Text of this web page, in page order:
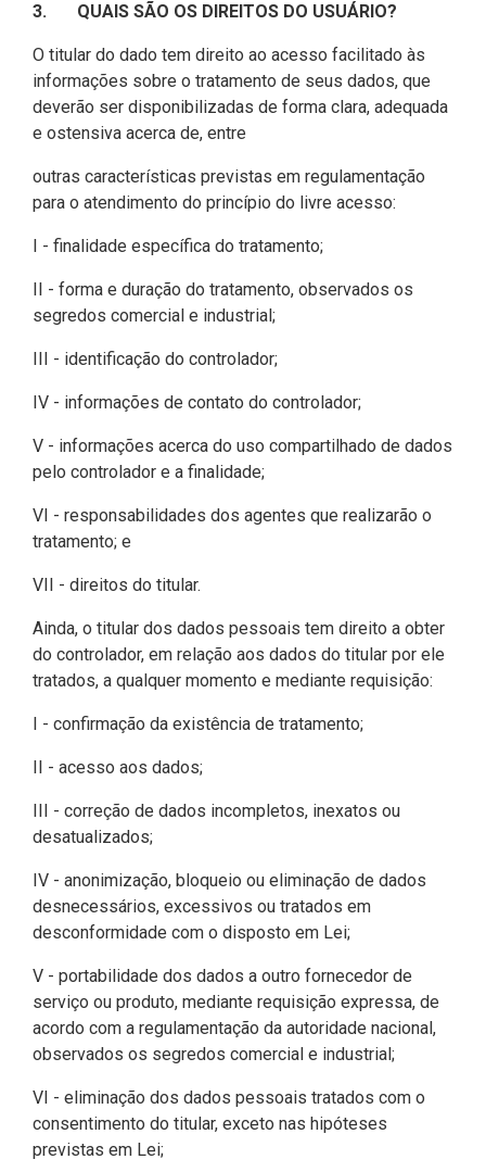
3. QUAIS SÃO OS DIREITOS DO USUÁRIO?
O titular do dado tem direito ao acesso facilitado às
informações sobre o tratamento de seus dados, que
deverão ser disponibilizadas de forma clara, adequada
e ostensiva acerca de, entre
outras características previstas em regulamentação
para o atendimento do princípio do livre acesso:
I - finalidade específica do tratamento;
II - forma e duração do tratamento, observados os
segredos comercial e industrial;
III - identificação do controlador;
IV - informações de contato do controlador;
V - informações acerca do uso compartilhado de dados
pelo controlador e a finalidade;
VI - responsabilidades dos agentes que realizarão o
tratamento; e
VII - direitos do titular.
Ainda, o titular dos dados pessoais tem direito a obter
do controlador, em relação aos dados do titular por ele
tratados, a qualquer momento e mediante requisição:
I - confirmação da existência de tratamento;
II - acesso aos dados;
III - correção de dados incompletos, inexatos ou
desatualizados;
IV - anonimização, bloqueio ou eliminação de dados
desnecessários, excessivos ou tratados em
desconformidade com o disposto em Lei;
V - portabilidade dos dados a outro fornecedor de
serviço ou produto, mediante requisição expressa, de
acordo com a regulamentação da autoridade nacional,
observados os segredos comercial e industrial;
VI - eliminação dos dados pessoais tratados com o
consentimento do titular, exceto nas hipóteses
previstas em Lei;